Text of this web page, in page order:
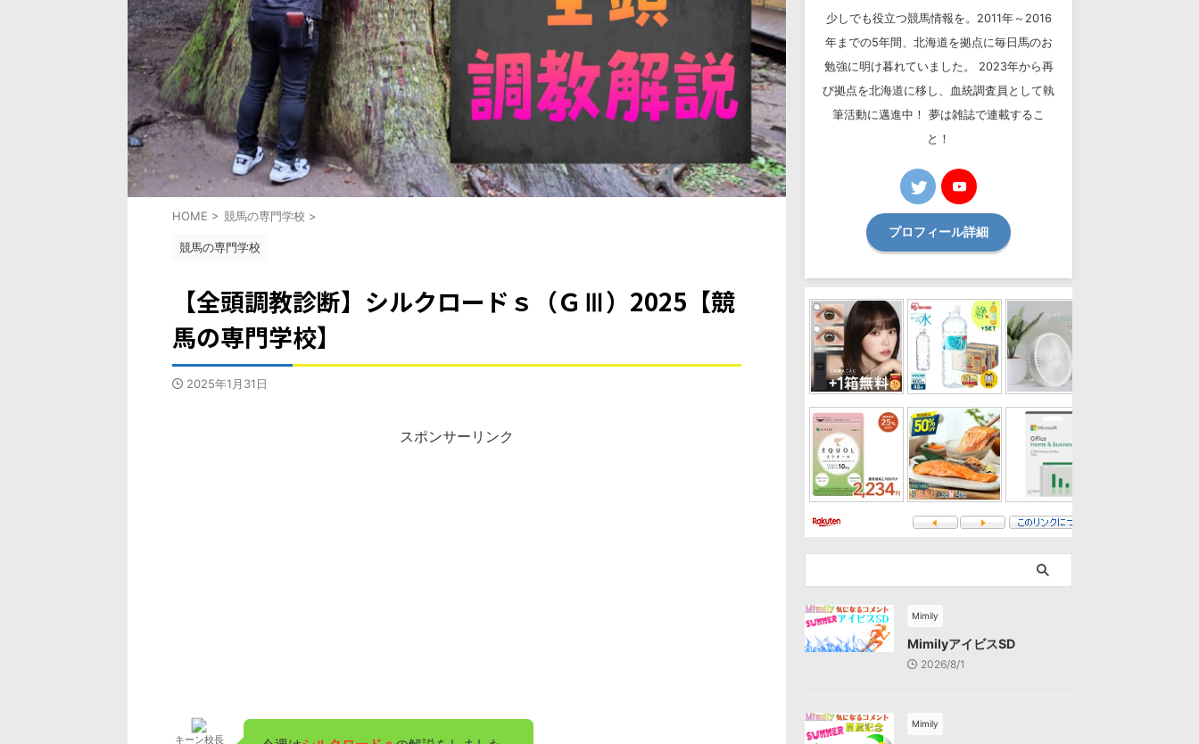
HOME > 競馬の専門学校 >
競馬の専門学校
【全頭調教診断】シルクロードｓ（ＧⅢ）2025【競
馬の専門学校】
2025年1月31日
スポンサーリンク
キーン校長
少しでも役立つ競馬情報を。2011年～2016
年までの5年間、北海道を拠点に毎日馬のお
勉強に明け暮れていました。 2023年から再
び拠点を北海道に移し、血統調査員として執
筆活動に邁進中！ 夢は雑誌で連載するこ
と！
プロフィール詳細
Mimily
MimilyアイビスSD
2026/8/1
Mimily